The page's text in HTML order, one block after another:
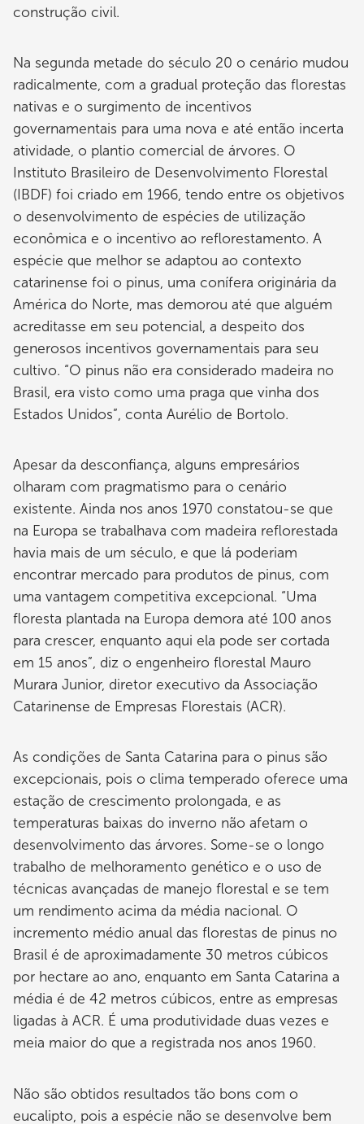
construção civil.
Na segunda metade do século 20 o cenário mudou
radicalmente, com a gradual proteção das florestas
nativas e o surgimento de incentivos
governamentais para uma nova e até então incerta
atividade, o plantio comercial de árvores. O
Instituto Brasileiro de Desenvolvimento Florestal
(IBDF) foi criado em 1966, tendo entre os objetivos
o desenvolvimento de espécies de utilização
econômica e o incentivo ao reflorestamento. A
espécie que melhor se adaptou ao contexto
catarinense foi o pinus, uma conífera originária da
América do Norte, mas demorou até que alguém
acreditasse em seu potencial, a despeito dos
generosos incentivos governamentais para seu
cultivo. “O pinus não era considerado madeira no
Brasil, era visto como uma praga que vinha dos
Estados Unidos”, conta Aurélio de Bortolo.
Apesar da desconfiança, alguns empresários
olharam com pragmatismo para o cenário
existente. Ainda nos anos 1970 constatou-se que
na Europa se trabalhava com madeira reflorestada
havia mais de um século, e que lá poderiam
encontrar mercado para produtos de pinus, com
uma vantagem competitiva excepcional. “Uma
floresta plantada na Europa demora até 100 anos
para crescer, enquanto aqui ela pode ser cortada
em 15 anos”, diz o engenheiro florestal Mauro
Murara Junior, diretor executivo da Associação
Catarinense de Empresas Florestais (ACR).
As condições de Santa Catarina para o pinus são
excepcionais, pois o clima temperado oferece uma
estação de crescimento prolongada, e as
temperaturas baixas do inverno não afetam o
desenvolvimento das árvores. Some-se o longo
trabalho de melhoramento genético e o uso de
técnicas avançadas de manejo florestal e se tem
um rendimento acima da média nacional. O
incremento médio anual das florestas de pinus no
Brasil é de aproximadamente 30 metros cúbicos
por hectare ao ano, enquanto em Santa Catarina a
média é de 42 metros cúbicos, entre as empresas
ligadas à ACR. É uma produtividade duas vezes e
meia maior do que a registrada nos anos 1960.
Não são obtidos resultados tão bons com o
eucalipto, pois a espécie não se desenvolve bem